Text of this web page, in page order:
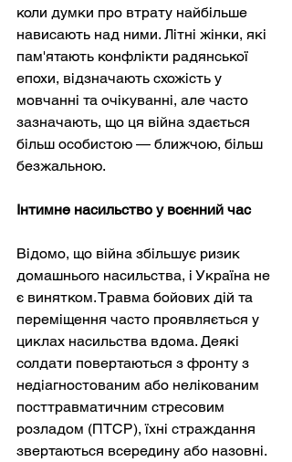
коли думки про втрату найбільше
нависають над ними. Літні жінки, які
пам'ятають конфлікти радянської
епохи, відзначають схожість у
мовчанні та очікуванні, але часто
зазначають, що ця війна здається
більш особистою — ближчою, більш
безжальною.
Інтимне насильство у воєнний час
Відомо, що війна збільшує ризик
домашнього насильства, і Україна не
є винятком. Травма бойових дій та
переміщення часто проявляється у
циклах насильства вдома. Деякі
солдати повертаються з фронту з
недіагностованим або нелікованим
посттравматичним стресовим
розладом (ПТСР), їхні страждання
звертаються всередину або назовні.